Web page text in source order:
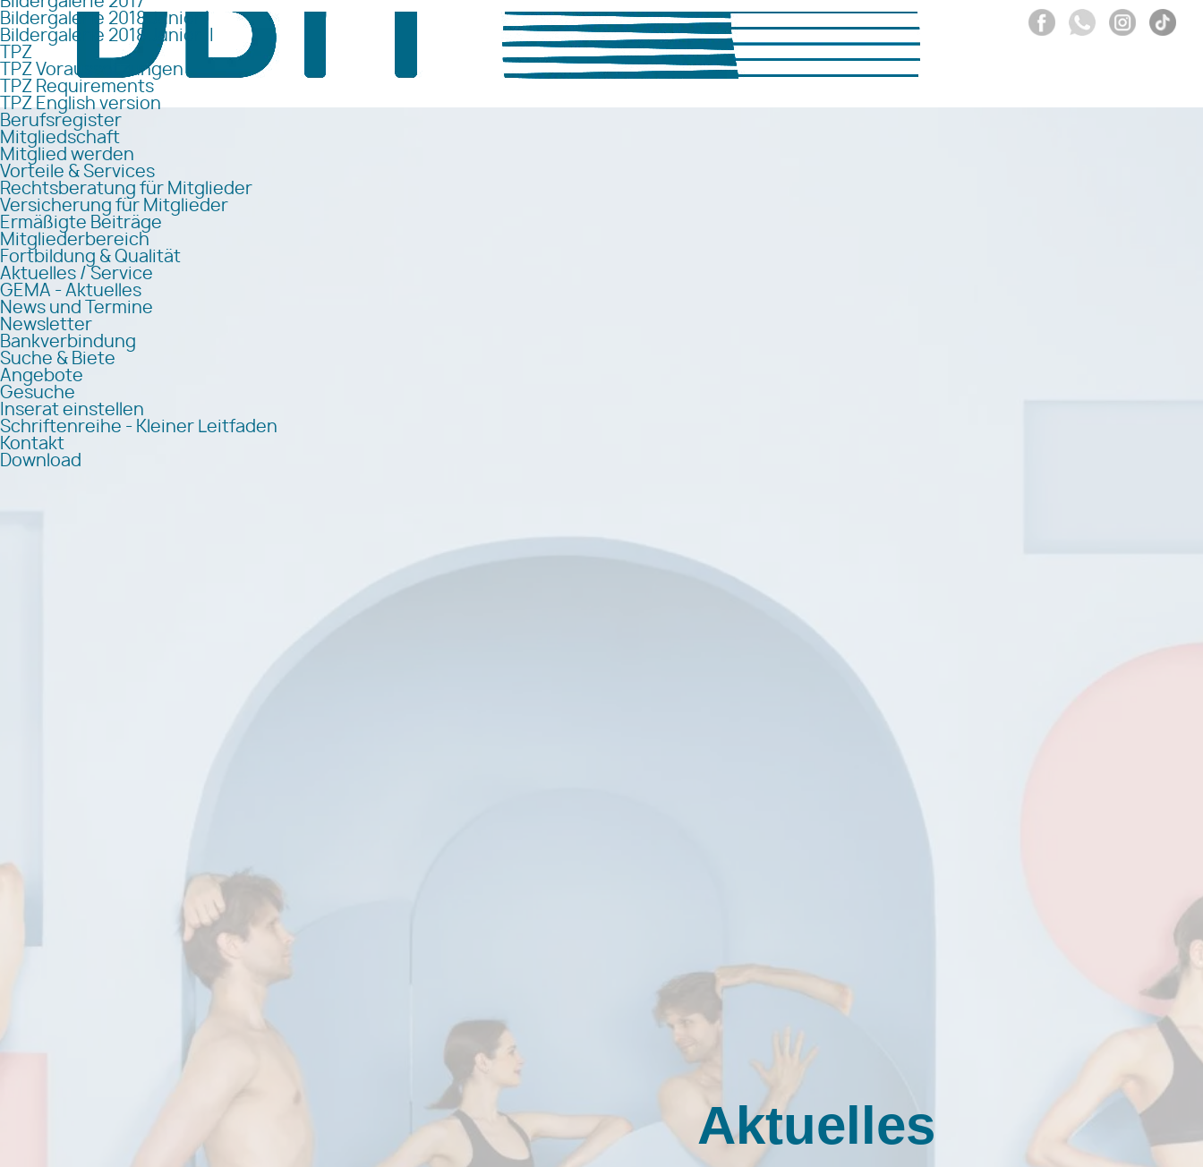
Bildergalerie 2018 Junior I
Bildergalerie 2018 Junior II
TPZ
TPZ Voraussetzungen
TPZ Requirements
TPZ English version
Berufsregister
Mitgliedschaft
Mitglied werden
Vorteile & Services
Rechtsberatung für Mitglieder
Versicherung für Mitglieder
Ermäßigte Beiträge
Mitgliederbereich
Fortbildung & Qualität
Aktuelles / Service
GEMA - Aktuelles
News und Termine
Newsletter
Bankverbindung
Suche & Biete
Angebote
Gesuche
Inserat einstellen
Schriftenreihe - Kleiner Leitfaden
Kontakt
Download
Aktuelles